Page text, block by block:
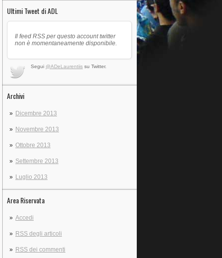
Ultimi Tweet di ADL
Il feed RSS per questo account twitter
non è momentaneamente disponibile.
Segui @ADeLaurentiis su Twitter.
Archivi
Dicembre 2013
Novembre 2013
Ottobre 2013
Settembre 2013
Luglio 2013
Area Riservata
Accedi
RSS degli articoli
RSS dei commenti